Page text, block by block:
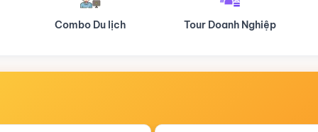
Tour Doanh Nghiệp Du lịch Hành Hương